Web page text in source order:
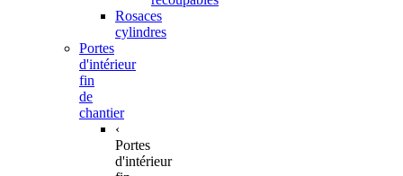
Rosaces
cylindres
Portes
d'intérieur
fin
de
chantier
‹
Portes
d'intérieur